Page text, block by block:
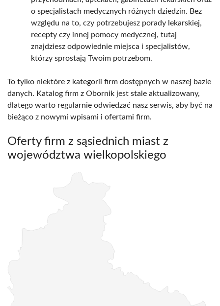
o specjalistach medycznych różnych dziedzin. Bez
względu na to, czy potrzebujesz porady lekarskiej,
recepty czy innej pomocy medycznej, tutaj
znajdziesz odpowiednie miejsca i specjalistów,
którzy sprostają Twoim potrzebom.
To tylko niektóre z kategorii firm dostępnych w naszej bazie
danych. Katalog firm z Obornik jest stale aktualizowany,
dlatego warto regularnie odwiedzać nasz serwis, aby być na
bieżąco z nowymi wpisami i ofertami firm.
Oferty firm z sąsiednich miast z
województwa wielkopolskiego